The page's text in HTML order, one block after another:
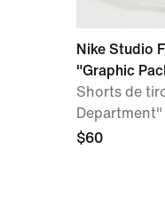
Nike Studio
"Graphic
Shorts de
$60